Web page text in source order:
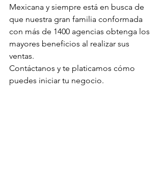
Mexicana y siempre está en busca de
que nuestra gran familia conformada
con más de 1400 agencias obtenga los
mayores beneficios al realizar sus
ventas.
Contáctanos y te platicamos cómo
puedes iniciar tu negocio.